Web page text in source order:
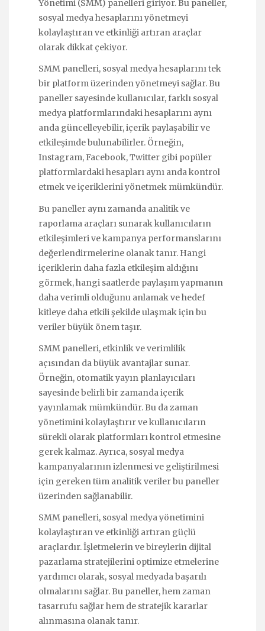
Yönetimi (SMM) panelleri giriyor. Bu paneller,
sosyal medya hesaplarını yönetmeyi
kolaylaştıran ve etkinliği artıran araçlar
olarak dikkat çekiyor.
SMM panelleri, sosyal medya hesaplarını tek
bir platform üzerinden yönetmeyi sağlar. Bu
paneller sayesinde kullanıcılar, farklı sosyal
medya platformlarındaki hesaplarını aynı
anda güncelleyebilir, içerik paylaşabilir ve
etkileşimde bulunabilirler. Örneğin,
Instagram, Facebook, Twitter gibi popüler
platformlardaki hesapları aynı anda kontrol
etmek ve içeriklerini yönetmek mümkündür.
Bu paneller aynı zamanda analitik ve
raporlama araçları sunarak kullanıcıların
etkileşimleri ve kampanya performanslarını
değerlendirmelerine olanak tanır. Hangi
içeriklerin daha fazla etkileşim aldığını
görmek, hangi saatlerde paylaşım yapmanın
daha verimli olduğunu anlamak ve hedef
kitleye daha etkili şekilde ulaşmak için bu
veriler büyük önem taşır.
SMM panelleri, etkinlik ve verimlilik
açısından da büyük avantajlar sunar.
Örneğin, otomatik yayın planlayıcıları
sayesinde belirli bir zamanda içerik
yayınlamak mümkündür. Bu da zaman
yönetimini kolaylaştırır ve kullanıcıların
sürekli olarak platformları kontrol etmesine
gerek kalmaz. Ayrıca, sosyal medya
kampanyalarının izlenmesi ve geliştirilmesi
için gereken tüm analitik veriler bu paneller
üzerinden sağlanabilir.
SMM panelleri, sosyal medya yönetimini
kolaylaştıran ve etkinliği artıran güçlü
araçlardır. İşletmelerin ve bireylerin dijital
pazarlama stratejilerini optimize etmelerine
yardımcı olarak, sosyal medyada başarılı
olmalarını sağlar. Bu paneller, hem zaman
tasarrufu sağlar hem de stratejik kararlar
alınmasına olanak tanır.